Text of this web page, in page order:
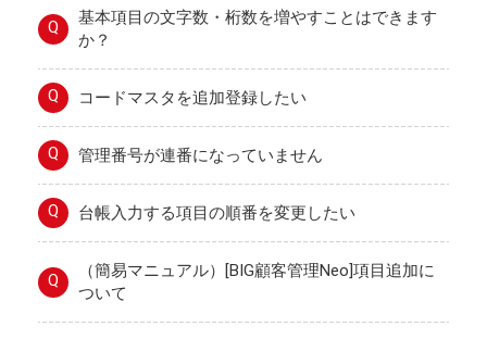
Q
基本項目の文字数・桁数を増やすことはできます
か？
Q コードマスタを追加登録したい
Q 管理番号が連番になっていません
Q 台帳入力する項目の順番を変更したい
Q
（簡易マニュアル）[BIG顧客管理Neo]項目追加に
ついて